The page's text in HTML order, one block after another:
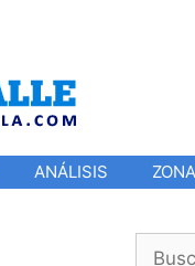
ANÁLISIS
Buscar: